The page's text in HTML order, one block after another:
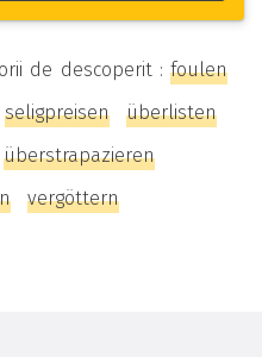
de descoperit : foulen
seligpreisen
überlisten
überstrapazieren
vergöttern